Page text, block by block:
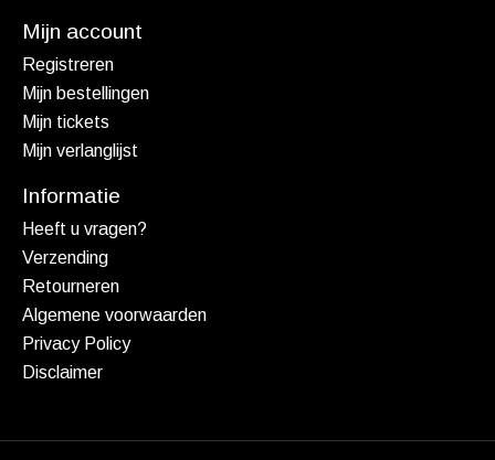
Mijn account
Registreren
Mijn bestellingen
Mijn tickets
Mijn verlanglijst
Informatie
Heeft u vragen?
Verzending
Retourneren
Algemene voorwaarden
Privacy Policy
Disclaimer